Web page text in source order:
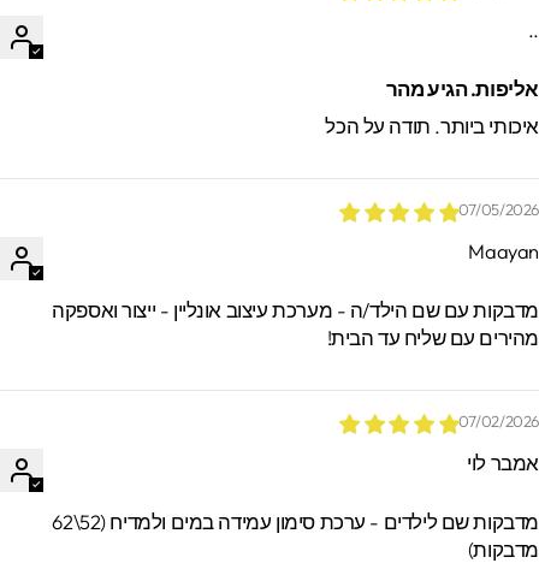
הזמנות.
הגיע מהר
ביותר. תודה על הכל
07/05/
עם שם הילד/ה - מערכת עיצוב אונליין - ייצור ואספקה
עם שליח עד הבית!
07/02/
לוי
מדבקות שם לילדים - ערכת סימון עמידה במים ולמדיח (52\62